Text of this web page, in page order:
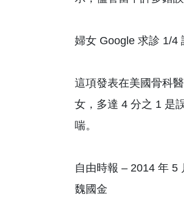
婦女 Google 求診 1/4
這項發表在美國骨科
女，多達 4 分之 1 是
喘。
自由時報 – 2014 年 5
魏國金